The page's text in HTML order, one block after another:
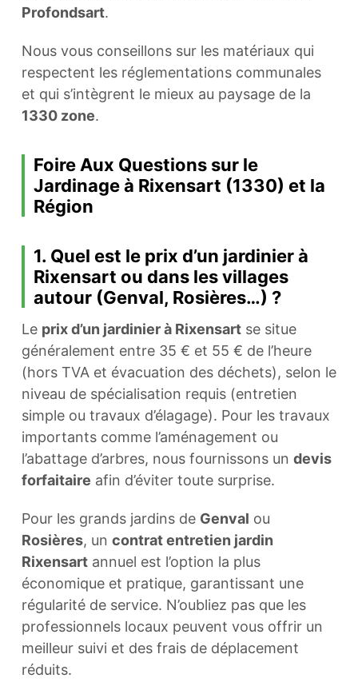
Profondsart.
Nous vous conseillons sur les matériaux qui
respectent les réglementations communales
et qui s’intègrent le mieux au paysage de la
1330 zone.
Foire Aux Questions sur le
Jardinage à Rixensart (1330) et la
Région
1. Quel est le prix d’un jardinier à
Rixensart ou dans les villages
autour (Genval, Rosières…) ?
Le prix d’un jardinier à Rixensartse situe
généralement entre 35 € et 55 € de l’heure
(hors TVA et évacuation des déchets), selon le
niveau de spécialisation requis (entretien
simple ou travaux d’élagage). Pour les travaux
importants comme l’aménagement ou
l’abattage d’arbres, nous fournissons un devis
forfaitaire afin d’éviter toute surprise.
Pour les grands jardins de Genval ou
Rosières, un contrat entretien jardin
Rixensartannuel est l’option la plus
économique et pratique, garantissant une
régularité de service. N’oubliez pas que les
professionnels locaux peuvent vous offrir un
meilleur suivi et des frais de déplacement
réduits.